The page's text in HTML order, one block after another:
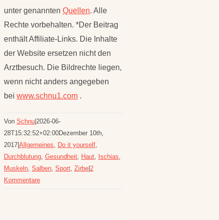
unter genannten Quellen. Alle
Rechte vorbehalten. *Der Beitrag
enthält Affiliate-Links. Die Inhalte
der Website ersetzen nicht den
Arztbesuch. Die Bildrechte liegen,
wenn nicht anders angegeben
bei www.schnu1.com .
Von Schnu 2026-06-
28T15:32:52+02:00Dezember 10th,
2017 Allgemeines, Do it yourself,
Durchblutung, Gesundheit, Haut, Ischias,
Muskeln, Salben, Sport, Zirbe 2
Kommentare